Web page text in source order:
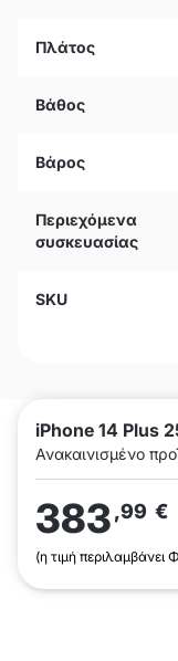
iPhone 14 Plus
Ανακαινισμένο
383,99 €
(η τιμή περιλαμβάνει
Πλάτος
Βάθος
Βάρος
Περιεχόμενα
συσκευασίας
SKU